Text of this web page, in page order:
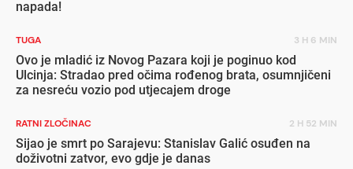
napada!
TUGA 3 H 6 MIN
Ovo je mladić iz Novog Pazara koji je poginuo kod
Ulcinja: Stradao pred očima rođenog brata, osumnjičeni
za nesreću vozio pod utjecajem droge
RATNI ZLOČINAC 2 H 52 MIN
Sijao je smrt po Sarajevu: Stanislav Galić osuđen na
doživotni zatvor, evo gdje je danas